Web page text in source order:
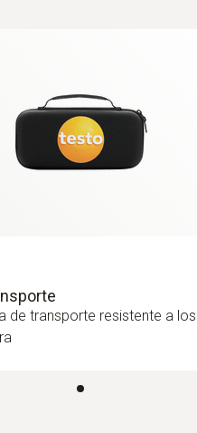
de transporte resistente a